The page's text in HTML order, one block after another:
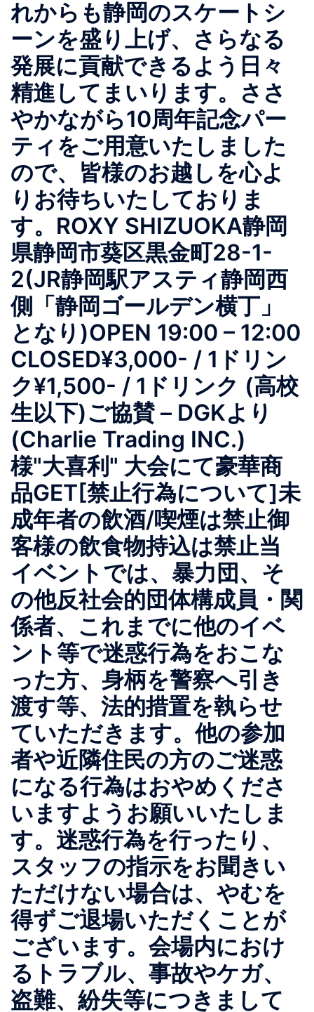
れからも静岡のスケートシ
ーンを盛り上げ、さらなる
発展に貢献できるよう日々
精進してまいります。ささ
やかながら10周年記念パー
ティをご用意いたしました
ので、皆様のお越しを心よ
りお待ちいたしておりま
す。ROXY SHIZUOKA静岡
県静岡市葵区黒金町28-1-
2(JR静岡駅アスティ静岡西
側「静岡ゴールデン横丁」
となり)OPEN 19:00 – 12:00
CLOSED¥3,000- / 1ドリン
ク¥1,500- / 1ドリンク (高校
生以下)ご協賛 – DGKより
(Charlie Trading INC.)
様"大喜利" 大会にて豪華商
品GET[禁止行為について]未
成年者の飲酒/喫煙は禁止御
客様の飲食物持込は禁止当
イベントでは、暴力団、そ
の他反社会的団体構成員・関
係者、これまでに他のイベ
ント等で迷惑行為をおこな
った方、身柄を警察へ引き
渡す等、法的措置を執らせ
ていただきます。他の参加
者や近隣住民の方のご迷惑
になる行為はおやめくださ
いますようお願いいたしま
す。迷惑行為を行ったり、
スタッフの指示をお聞きい
ただけない場合は、やむを
得ずご退場いただくことが
ございます。会場内におけ
るトラブル、事故やケガ、
盗難、紛失等につきまして